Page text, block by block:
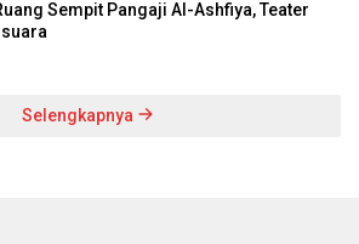
Sempit Pangaji Al-Ashfiya, Teater
Selengkapnya